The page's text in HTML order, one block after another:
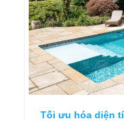
Tối ưu hóa diện